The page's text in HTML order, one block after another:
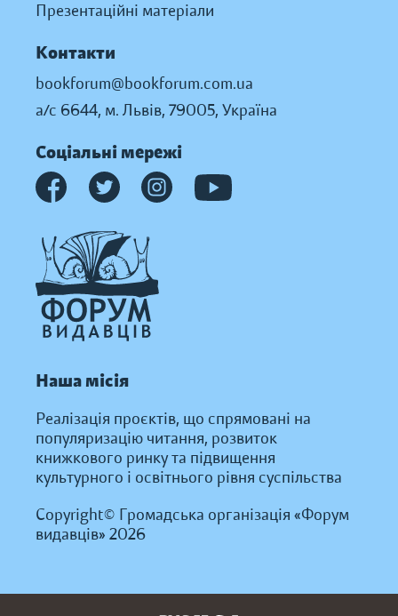
Презентаційні матеріали
Контакти
bookforum@bookforum.com.ua
а/с 6644, м. Львів, 79005, Україна
Соціальні мережі
Наша місія
Реалізація проєктів, що спрямовані на
популяризацію читання, розвиток
книжкового ринку та підвищення
культурного і освітнього рівня суспільства
Copyright© Громадська організація «Форум
видавців» 2026